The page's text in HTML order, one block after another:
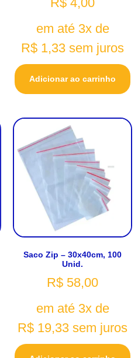
em até 3x de
R$ 1,33 sem juros
Adicionar ao carrinho
Saco Zip – 30x40cm, 100
Unid.
R$ 58,00
em até 3x de
R$ 19,33 sem juros